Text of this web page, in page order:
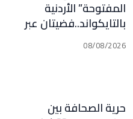
المفتوحة” الأردنية
بالتايكواند..فضيتان عبر
رعد وقدسي… برونزيتان
لظريفة وأبي هيلا
08/08/2026
حرية الصحافة بين